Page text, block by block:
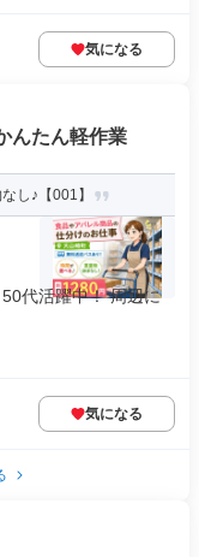
気になる
んたん軽作業
し♪【001】
代活躍中！ 周辺に
気になる